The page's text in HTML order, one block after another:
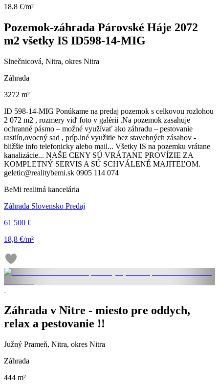
18,8 €/m²
Pozemok-záhrada Párovské Háje 2072
m2 všetky IS ID598-14-MIG
Slnečnicová, Nitra, okres Nitra
Záhrada
3272 m²
ID 598-14-MIG Ponúkame na predaj pozemok s celkovou rozlohou
2 072 m2 , rozmery viď foto v galérii .Na pozemok zasahuje
ochranné pásmo – možné využívať ako záhradu – pestovanie
rastlín,ovocný sad , príp.iné využitie bez stavebných zásahov -
bližšie info telefonicky alebo mail... Všetky IS na pozemku vrátane
kanalizácie... NAŠE CENY SÚ VRÁTANE PROVÍZIE ZA
KOMPLETNÝ SERVIS A SÚ SCHVÁLENÉ MAJITEĽOM.
geletic@realitybemi.sk 0905 114 074
BeMi realitná kancelária
Záhrada Slovensko Predaj
61 500 €
18,8 €/m²
Záhrada v Nitre - miesto pre oddych,
relax a pestovanie !!
Južný Prameň, Nitra, okres Nitra
Záhrada
444 m²